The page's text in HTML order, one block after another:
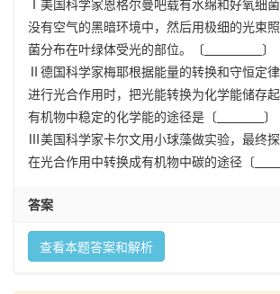
Ⅰ美国科学家恩格尔曼吧载有水绵和好氧细
没有空气的黑暗环境中，然后用极细的光束
菌分布在叶绿体受光的部位。〔
〕
Ⅱ德国科学家梅耶根据能量的转换和守恒定
进行光合作用时，把光能转换为化学能储存
有机物中稳定的化学能的途径是〔
〕
Ⅲ美国科学家卡尔文用小球藻做实验，最终
在光合作用中转换成有机物中碳的途径〔
答案
查看本题答案和解析